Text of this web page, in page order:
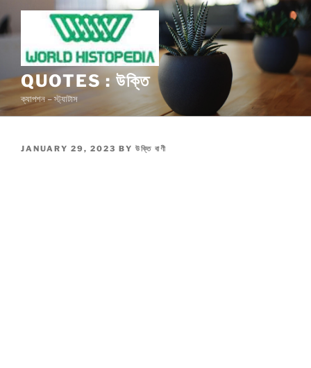
to
content
QUOTES : উক্তি
ক্যাপশন – স্ট্যাটাস
POSTED
JANUARY 29, 2023 BY উক্তি বাণী